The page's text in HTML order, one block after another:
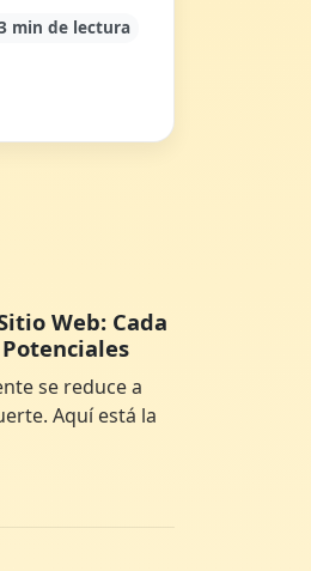
min de lectura
Web: Cada
se reduce a
Aquí está la